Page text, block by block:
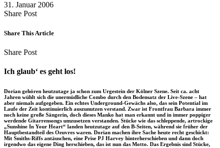
31. Januar 2006
Share PostShare
Facebook
Copy
to
Send
via
Share This Article
Share PostShare
Facebook
Copy
to
clipboard
Send
via
eMail
Ich glaub‘ es geht los!
Dorian gehören heutzutage ja schon zum Urgestein der Kölner Szene. Seit ca. acht
Jahren wühlt sich die unermüdliche Combo durch den Bodensatz der Live-Szene – hat
aber niemals aufgegeben. Ein echtes Underground-Gewächs also, das sein Potential im
Laufe der Zeit kontinuierlich auszunutzen verstand. Zwar ist Frontfrau Barbara immer
noch keine große Sängerin, doch dieses Manko hat man erkannt und in immer poppiger
werdende Gitarrensongs umzusetzen verstanden. Stücke wie das schleppende, artrockige
„Sunshine In Your Heart“ landen heutzutage auf den B-Seiten, während sie früher der
Hauptbestandteil des Oeuvres waren. Dorian machen ihre Sache heute recht geschickt:
Mit Smiths-Riffs antäuschen, eine Prise PJ Harvey hinterherschieben und dann doch
irgendwo das eigene Ding herschieben, das ist nun das Motto. Das Ergebnis sind Stücke,